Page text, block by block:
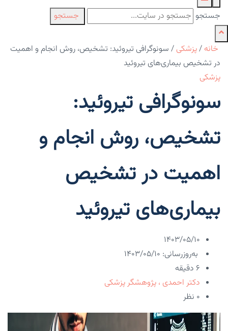
جستجو جستجو
خانه /پزشکی / سونوگرافی تیروئید: تشخیص، روش انجام و اهمیت
در تشخیص بیماری‌های تیروئید
پزشکی
سونوگرافی تیروئید:
تشخیص، روش انجام و
اهمیت در تشخیص
بیماری‌های تیروئید
۱۴۰۳/۰۵/۱۰
به‌روزرسانی: ۱۴۰۳/۰۵/۱۰
6 دقیقه
دکتر احمدی ، پژوهشگر پزشکی
۰ نظر